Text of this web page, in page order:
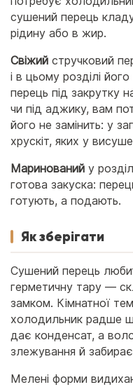
сушений перець
рідину або в жир.
Свіжий стручковий
і в цьому розділі
перець під закрутку
чи під аджику, вам
його не замінить: у
хрускіт, яких у
Маринований у
готова закуска:
готують, а подають.
Як зберігати
Сушений перець
герметичну тару —
замком. Кімнатної
холодильник радше
дає конденсат, а
злежування й забирає
Мелені форми